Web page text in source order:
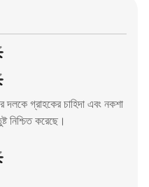
দলকে গ্রাহকের চাহিদা এবং নকশা
নিশ্চিত করেছে।